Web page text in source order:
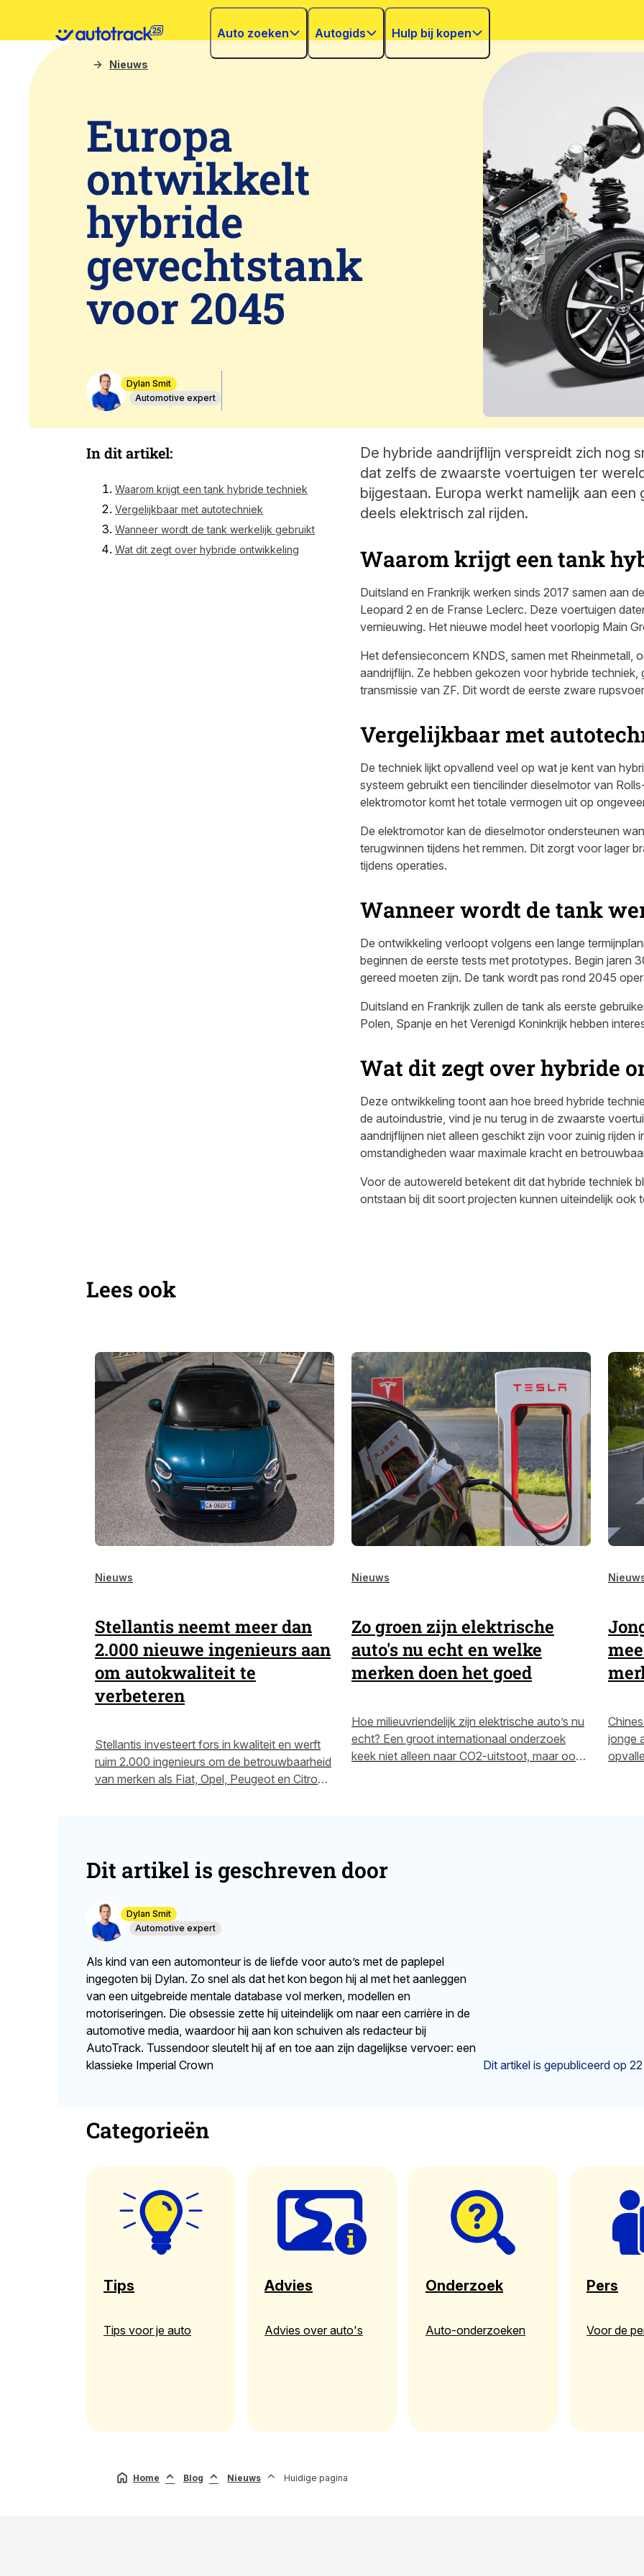
Auto zoeken Autogids Hulp bij kopen
Nieuws
Europa
ontwikkelt
hybride
gevechtstank
voor 2045
Dylan Smit
Automotive expert
In dit artikel:
Waarom krijgt een tank hybride techniek
Vergelijkbaar met autotechniek
Wanneer wordt de tank werkelijk gebruikt
Wat dit zegt over hybride ontwikkeling
De hybride aandrijflijn verspreidt zich nog
dat zelfs de zwaarste voertuigen ter
bijgestaan. Europa werkt namelijk aan
deels elektrisch zal rijden.
Waarom krijgt een tank
Duitsland en Frankrijk werken sinds 2017 samen aan
Leopard 2 en de Franse Leclerc. Deze voertuigen
vernieuwing. Het nieuwe model heet voorlopig Main
Het defensieconcern KNDS, samen met Rheinmetall,
aandrijflijn. Ze hebben gekozen voor hybride
transmissie van ZF. Dit wordt de eerste zware
Vergelijkbaar met
De techniek lijkt opvallend veel op wat je kent van
systeem gebruikt een tiencilinder dieselmotor van
elektromotor komt het totale vermogen uit op
De elektromotor kan de dieselmotor ondersteunen
terugwinnen tijdens het remmen. Dit zorgt voor lager
tijdens operaties.
Wanneer wordt de tank
De ontwikkeling verloopt volgens een lange
beginnen de eerste tests met prototypes. Begin jaren
gereed moeten zijn. De tank wordt pas rond 2045
Duitsland en Frankrijk zullen de tank als eerste
Polen, Spanje en het Verenigd Koninkrijk hebben
Wat dit zegt over hybride
Deze ontwikkeling toont aan hoe breed hybride
de autoindustrie, vind je nu terug in de zwaarste
aandrijflijnen niet alleen geschikt zijn voor zuinig rijden
omstandigheden waar maximale kracht en
Voor de autowereld betekent dit dat hybride techniek
ontstaan bij dit soort projecten kunnen uiteindelijk
Lees ook
Nieuws
Stellantis neemt meer dan
2.000 nieuwe ingenieurs aan
om autokwaliteit te
verbeteren
Stellantis investeert fors in kwaliteit en werft
ruim 2.000 ingenieurs om de betrouwbaarheid
van merken als Fiat, Opel, Peugeot en Citroën
Nieuws
Zo groen zijn elektrische
auto's nu echt en welke
merken doen het goed
Hoe milieuvriendelijk zijn elektrische auto’s nu
echt? Een groot internationaal onderzoek
keek niet alleen naar CO2-uitstoot, maar ook
jonge
Dit artikel is geschreven door
Dylan Smit
Automotive expert
Als kind van een automonteur is de liefde voor auto’s met de paplepel
ingegoten bij Dylan. Zo snel als dat het kon begon hij al met het aanleggen
van een uitgebreide mentale database vol merken, modellen en
motoriseringen. Die obsessie zette hij uiteindelijk om naar een carrière in de
automotive media, waardoor hij aan kon schuiven als redacteur bij
AutoTrack. Tussendoor sleutelt hij af en toe aan zijn dagelijkse vervoer: een
klassieke Imperial Crown
Dit artikel is gepubliceerd op
Categorieën
Tips
Tips voor je auto
Advies
Advies over auto's
Onderzoek
Auto-onderzoeken
Pers
Voor de
Home Blog Nieuws Huidige pagina